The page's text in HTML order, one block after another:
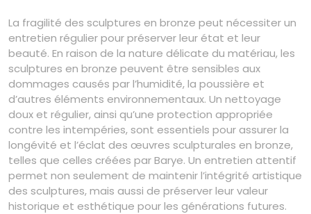
La fragilité des sculptures en bronze peut nécessiter un
entretien régulier pour préserver leur état et leur
beauté. En raison de la nature délicate du matériau, les
sculptures en bronze peuvent être sensibles aux
dommages causés par l’humidité, la poussière et
d’autres éléments environnementaux. Un nettoyage
doux et régulier, ainsi qu’une protection appropriée
contre les intempéries, sont essentiels pour assurer la
longévité et l’éclat des œuvres sculpturales en bronze,
telles que celles créées par Barye. Un entretien attentif
permet non seulement de maintenir l’intégrité artistique
des sculptures, mais aussi de préserver leur valeur
historique et esthétique pour les générations futures.